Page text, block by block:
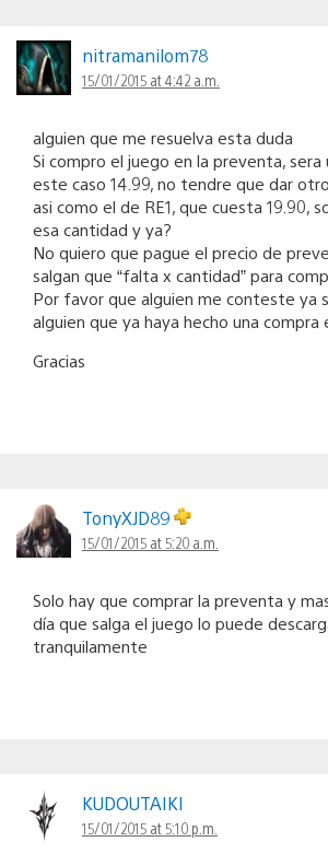
nitramanilom78
15/01/2015 at 4:42 a.m.
alguien que me resuelva esta duda
Si compro el juego en la preventa, sera
este caso 14.99, no tendre que dar
asi como el de RE1, que cuesta 19.90,
esa cantidad y ya?
No quiero que pague el precio de
salgan que “falta x cantidad” para
Por favor que alguien me conteste ya
alguien que ya haya hecho una compra
Gracias
TonyXJD89
15/01/2015 at 5:20 a.m.
Solo hay que comprar la preventa y
día que salga el juego lo puede
tranquilamente
KUDOUTAIKI
15/01/2015 at 5:10 p.m.